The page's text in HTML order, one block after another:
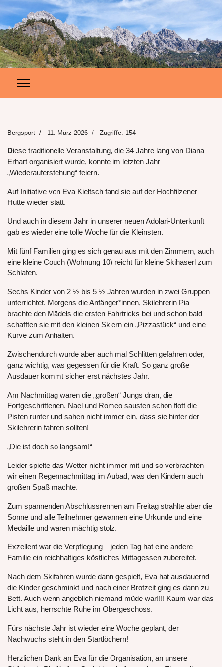
Bergsport 11. März 2026 Zugriffe: 154
Diese traditionelle Veranstaltung, die 34 Jahre lang von Diana
Erhart organisiert wurde, konnte im letzten Jahr
„Wiederauferstehung“ feiern.
Auf Initiative von Eva Kieltsch fand sie auf der Hochfilzener
Hütte wieder statt.
Und auch in diesem Jahr in unserer neuen Adolari-Unterkunft
gab es wieder eine tolle Woche für die Kleinsten.
Mit fünf Familien ging es sich genau aus mit den Zimmern, auch
eine kleine Couch (Wohnung 10) reicht für kleine Skihaserl zum
Schlafen.
Sechs Kinder von 2 ½ bis 5 ½ Jahren wurden in zwei Gruppen
unterrichtet. Morgens die Anfänger*innen, Skilehrerin Pia
brachte den Mädels die ersten Fahrtricks bei und schon bald
schafften sie mit den kleinen Skiern ein „Pizzastück“ und eine
Kurve zum Anhalten.
Zwischendurch wurde aber auch mal Schlitten gefahren oder,
ganz wichtig, was gegessen für die Kraft. So ganz große
Ausdauer kommt sicher erst nächstes Jahr.
Am Nachmittag waren die „großen“ Jungs dran, die
Fortgeschrittenen. Nael und Romeo sausten schon flott die
Pisten runter und sahen nicht immer ein, dass sie hinter der
Skilehrerin fahren sollten!
„Die ist doch so langsam!“
Leider spielte das Wetter nicht immer mit und so verbrachten
wir einen Regennachmittag im Aubad, was den Kindern auch
großen Spaß machte.
Zum spannenden Abschlussrennen am Freitag strahlte aber die
Sonne und alle Teilnehmer gewannen eine Urkunde und eine
Medaille und waren mächtig stolz.
Exzellent war die Verpflegung – jeden Tag hat eine andere
Familie ein reichhaltiges köstliches Mittagessen zubereitet.
Nach dem Skifahren wurde dann gespielt, Eva hat ausdauernd
die Kinder geschminkt und nach einer Brotzeit ging es dann zu
Bett. Auch wenn angeblich niemand müde war!!!! Kaum war das
Licht aus, herrschte Ruhe im Obergeschoss.
Fürs nächste Jahr ist wieder eine Woche geplant, der
Nachwuchs steht in den Startlöchern!
Herzlichen Dank an Eva für die Organisation, an unsere